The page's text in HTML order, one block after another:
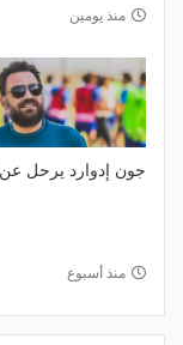
منذ يومين
جون إدوارد يرحل عن
منذ أسبوع